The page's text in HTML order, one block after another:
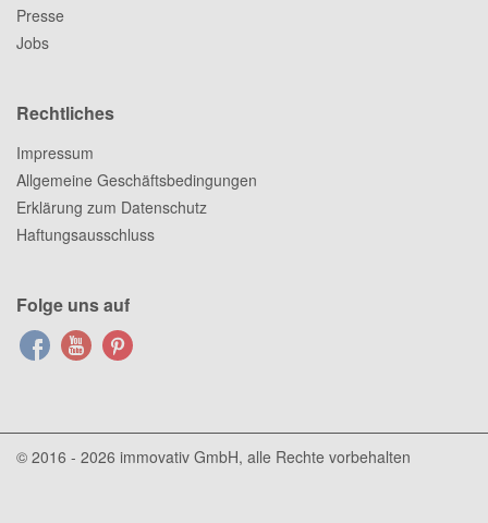
Presse
Jobs
Rechtliches
Impressum
Allgemeine Geschäftsbedingungen
Erklärung zum Datenschutz
Haftungsausschluss
Folge uns auf
© 2016 - 2026 immovativ GmbH, alle Rechte vorbehalten